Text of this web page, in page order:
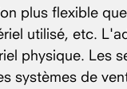
plus flexible
utilisé, etc.
physique. Les
systèmes de